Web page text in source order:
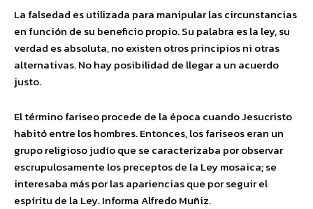
La falsedad es utilizada para manipular las circunstancias
en función de su beneficio propio. Su palabra es la ley, su
verdad es absoluta, no existen otros principios ni otras
alternativas. No hay posibilidad de llegar a un acuerdo
justo.
El término fariseo procede de la época cuando Jesucristo
habitó entre los hombres. Entonces, los fariseos eran un
grupo religioso judío que se caracterizaba por observar
escrupulosamente los preceptos de la Ley mosaica; se
interesaba más por las apariencias que por seguir el
espíritu de la Ley. Informa Alfredo Muñiz.